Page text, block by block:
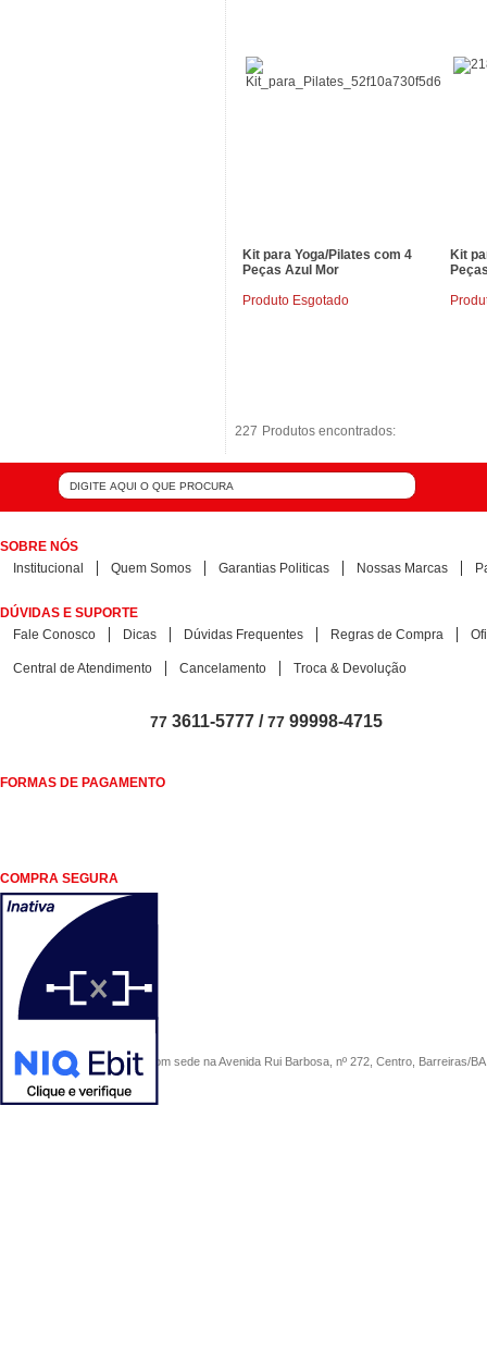
Produtos encontrados:
227
Kit para Yoga/Pilates com 4
Peças Azul Mor
Produto Esgotado
Kit
Produtos encontrados:
227
SOBRE NÓS
Institucional
Quem Somos Garantias Politicas Nossas Marcas
DÚVIDAS E SUPORTE
Fale Conosco
Dicas Dúvidas Frequentes Regras de Compra
Central de Atendimento Cancelamento Troca & Devolução
77 3611-5777 /77 99998-4715
FORMAS DE PAGAMENTO
COMPRA SEGURA
COMERCIAL SÃO PAULO, com sede na Avenida Rui Barbosa, nº 272, Centro, Barreiras/